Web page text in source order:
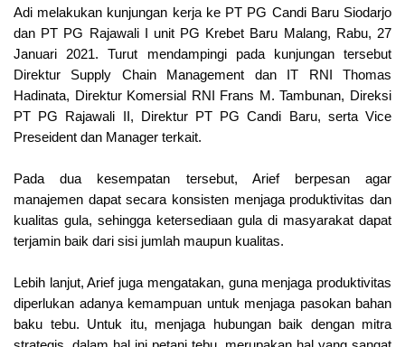
Adi melakukan kunjungan kerja ke PT PG Candi Baru Siodarjo
dan PT PG Rajawali I unit PG Krebet Baru Malang, Rabu, 27
Januari 2021. Turut mendampingi pada kunjungan tersebut
Direktur Supply Chain Management dan IT RNI Thomas
Hadinata, Direktur Komersial RNI Frans M. Tambunan, Direksi
PT PG Rajawali II, Direktur PT PG Candi Baru, serta Vice
Preseident dan Manager terkait.
Pada dua kesempatan tersebut, Arief berpesan agar
manajemen dapat secara konsisten menjaga produktivitas dan
kualitas gula, sehingga ketersediaan gula di masyarakat dapat
terjamin baik dari sisi jumlah maupun kualitas.
Lebih lanjut, Arief juga mengatakan, guna menjaga produktivitas
diperlukan adanya kemampuan untuk menjaga pasokan bahan
baku tebu. Untuk itu, menjaga hubungan baik dengan mitra